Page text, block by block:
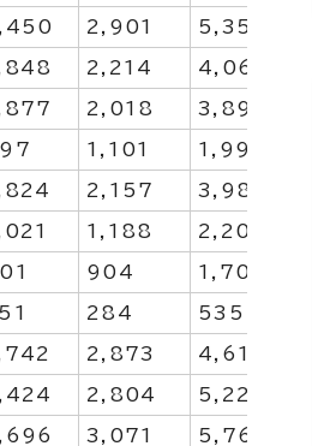
2,901 5,351
2,214 4,062
2,018 3,895
1,101 1,998
2,157 3,981
1,188 2,209
904 1,705
284 535
2,873 4,615
2,804 5,228
3,071 5,767